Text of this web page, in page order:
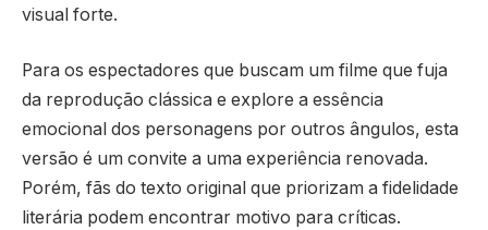
visual forte.
Para os espectadores que buscam um filme que fuja
da reprodução clássica e explore a essência
emocional dos personagens por outros ângulos, esta
versão é um convite a uma experiência renovada.
Porém, fãs do texto original que priorizam a fidelidade
literária podem encontrar motivo para críticas.